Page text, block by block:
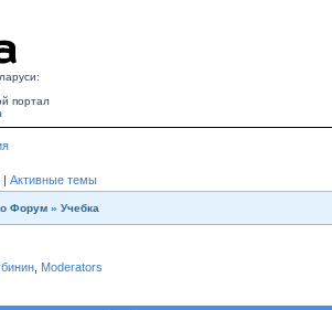
портал
| Активные темы
Форум » Учебка
Moderators